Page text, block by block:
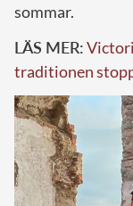
sommar.
LÄS MER:
traditionen